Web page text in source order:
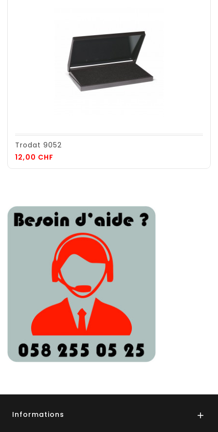
Trodat 9052
12,00 CHF
Informations 